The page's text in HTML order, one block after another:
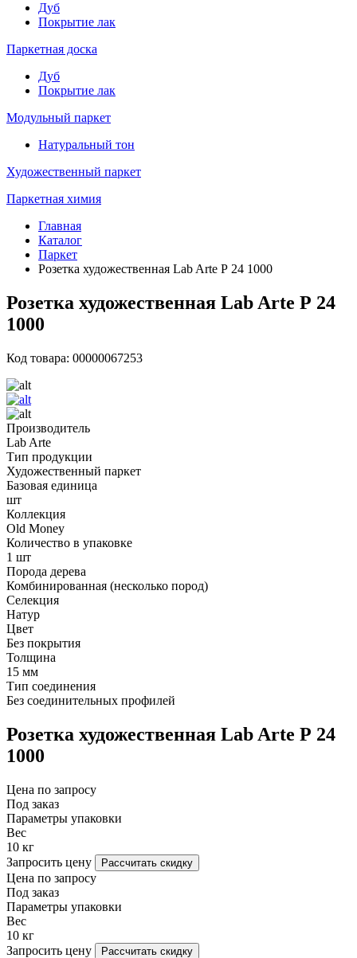
Дуб
Покрытие лак
Паркетная доска
Дуб
Покрытие лак
Модульный паркет
Натуральный тон
Художественный паркет
Паркетная химия
Главная
Каталог
Паркет
Розетка художественная Lab Arte Р 24 1000
Розетка художественная Lab Arte Р 24
1000
Код товара: 00000067253
Производитель
Lab Arte
Тип продукции
Художественный паркет
Базовая единица
шт
Коллекция
Old Money
Количество в упаковке
1 шт
Порода дерева
Комбинированная (несколько пород)
Селекция
Натур
Цвет
Без покрытия
Толщина
15 мм
Тип соединения
Без соединительных профилей
Розетка художественная Lab Arte Р 24
1000
Цена по запросу
Под заказ
Параметры упаковки
Вес
10 кг
Запросить цену
Рассчитать скидку
Цена по запросу
Под заказ
Параметры упаковки
Вес
10 кг
Запросить цену
Рассчитать скидку